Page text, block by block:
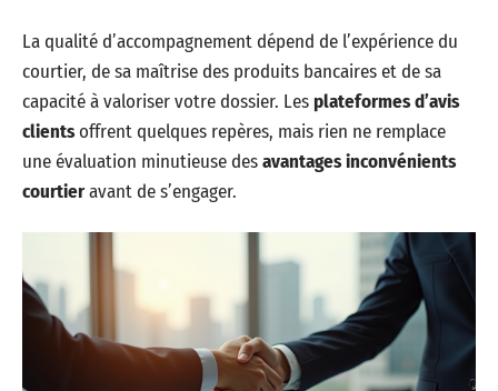
La qualité d’accompagnement dépend de l’expérience du
courtier, de sa maîtrise des produits bancaires et de sa
capacité à valoriser votre dossier. Lesplateformes d’avis
clientsoffrent quelques repères, mais rien ne remplace
une évaluation minutieuse desavantages inconvénients
courtieravant de s’engager.